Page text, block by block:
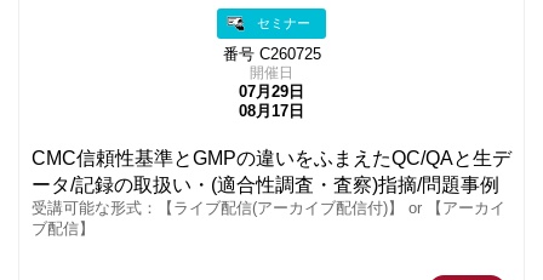
セミナー
番号 C260725
開催日
07月29日
08月17日
CMC信頼性基準とGMPの違いをふまえたQC/QAと生デ
ータ/記録の取扱い・(適合性調査・査察)指摘/問題事例
受講可能な形式：【ライブ配信(アーカイブ配信付)】 or 【アーカイ
ブ配信】